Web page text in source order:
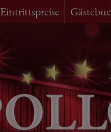
Eintrittspreise